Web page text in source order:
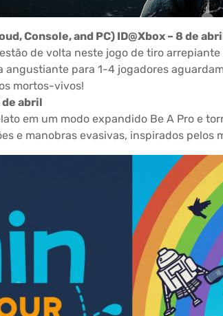
Console, and PC) ID@Xbox – 8 de
de volta neste jogo de tiro
angustiante para 1-4 jogadores
mortos-vivos!
de abril
em um modo expandido Be A Pro e
e manobras evasivas, inspirados pelos